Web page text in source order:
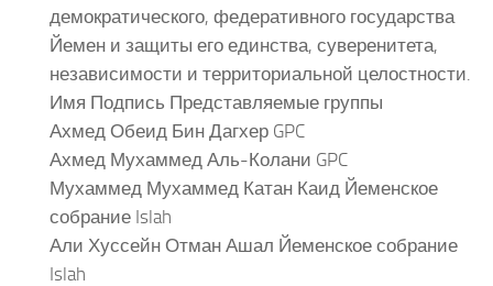
демократического, федеративного государства
Йемен и защиты его единства, суверенитета,
независимости и территориальной целостности.
Имя Подпись Представляемые группы
Ахмед Обеид Бин Дагхер GPC
Ахмед Мухаммед Аль-Колани GPC
Мухаммед Мухаммед Катан Каид Йеменское
собрание Islah
Али Хуссейн Отман Ашал Йеменское собрание
Islah